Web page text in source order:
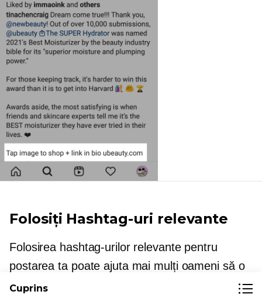
Folosiți Hashtag-uri relevante
Folosirea hashtag-urilor relevante pentru
postarea ta poate ajuta mai mulți oameni să o
descopere. Alegând hashtag-uri specifice,
Cuprins